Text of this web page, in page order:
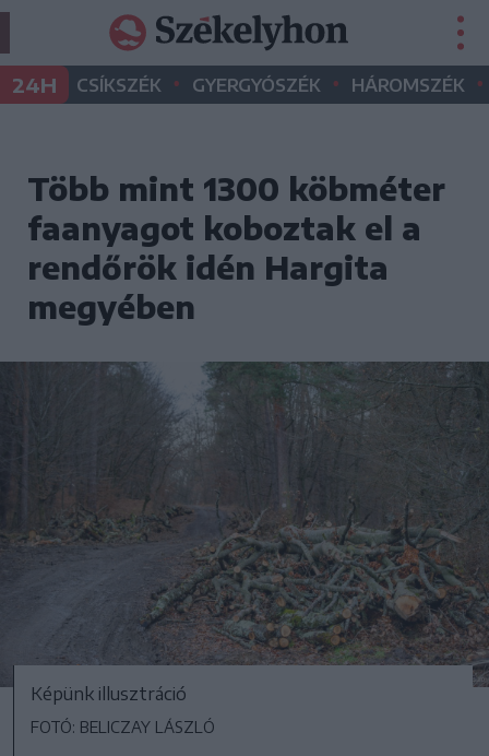
24H CSÍKSZÉK • GYERGYÓSZÉK • HÁROMSZÉK •
Több mint 1300 köbméter
faanyagot koboztak el a
rendőrök idén Hargita
megyében
Képünk illusztráció
FOTÓ: BELICZAY LÁSZLÓ